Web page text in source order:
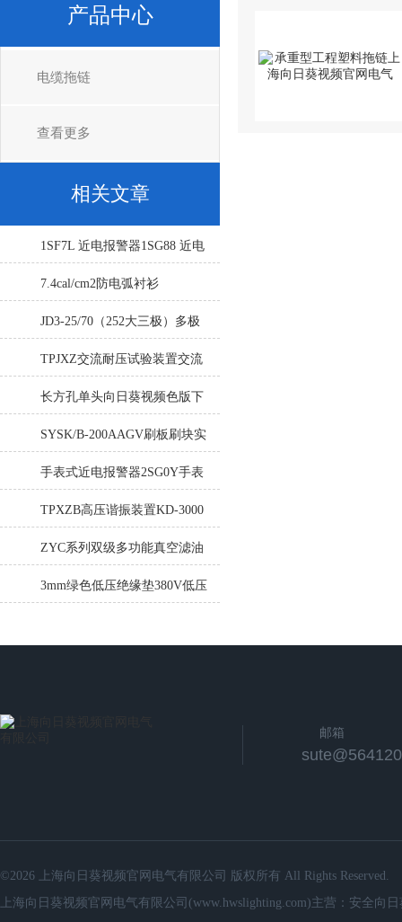
产品中心
电缆拖链
查看更多
相关文章
1SF7L 近电报警器1SG88 近电
手表式报警器
7.4cal/cm2防电弧衬衫
JD3-25/70（252大三极）多极
管式向日葵视频色版下载
TPJXZ交流耐压试验装置交流
耐压调频谐振试验装置
长方孔单头向日葵视频色版下
载的长足发展需以技术支撑
SYSK/B-200AAGV刷板刷块实
物及图纸
手表式近电报警器2SG0Y手表
式近电报警器2SGDY
TPXZB高压谐振装置KD-3000
高压谐振试验装置
ZYC系列双级多功能真空滤油
机 ZYE系列双极低温真空滤油
3mm绿色低压绝缘垫380V低压
邮箱
©2026 上海向日葵视频官网电气有限公司 版权所有 All Rights Reserved.
上海向日葵视频官网电气有限公司(www.hwslighting.com)主营：安